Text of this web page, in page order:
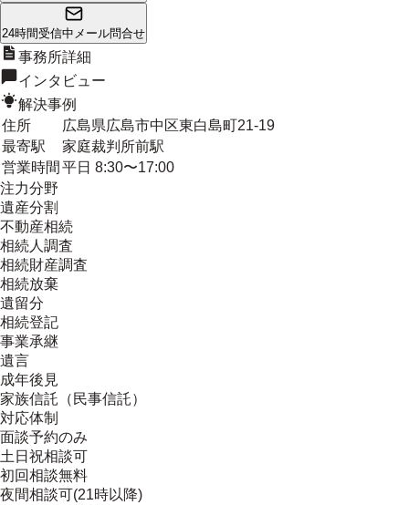
24時間受信中 メール問合せ
事務所詳細
インタビュー
解決事例
住所
広島県広島市中区東白島町21-19
最寄駅
家庭裁判所前駅
営業時間 平日 8:30〜17:00
注力分野
遺産分割
不動産相続
相続人調査
相続財産調査
相続放棄
遺留分
相続登記
事業承継
遺言
成年後見
家族信託（民事信託）
対応体制
面談予約のみ
土日祝相談可
初回相談無料
夜間相談可(21時以降)